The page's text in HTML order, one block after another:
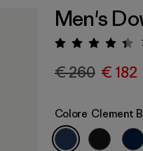
Men's
€ 260 € 182
Colore Clement